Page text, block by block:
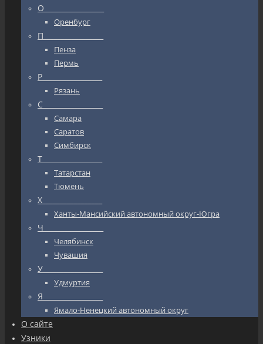
О_________________
Оренбург
П_________________
Пенза
Пермь
Р_________________
Рязань
С_________________
Самара
Саратов
Симбирск
Т_________________
Татарстан
Тюмень
Х_________________
Ханты-Мансийский автономный округ-Югра
Ч_________________
Челябинск
Чувашия
У_________________
Удмуртия
Я_________________
Ямало-Ненецкий автономный округ
О сайте
Узники